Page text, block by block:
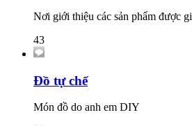
Nơi giới thiệu các sản phẩm được
43
Đồ tự chế
Món đồ do anh em DIY